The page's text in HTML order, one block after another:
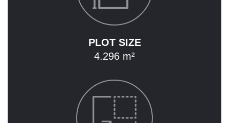
PLOT SIZE
4.296 m²